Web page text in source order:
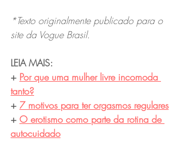
*Texto originalmente publicado para o
site da Vogue Brasil.
LEIA MAIS:
+ Por que uma mulher livre incomoda
tanto?
+ 7 motivos para ter orgasmos regulares
+ O erotismo como parte da rotina de
autocuidado